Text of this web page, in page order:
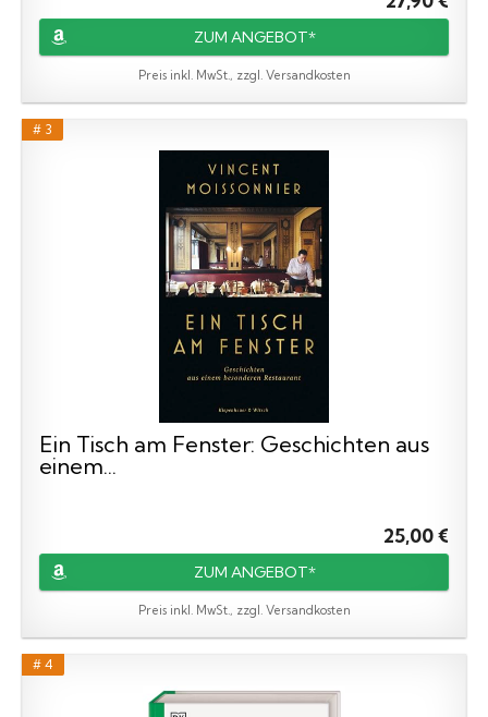
ZUM ANGEBOT*
Preis inkl. MwSt., zzgl. Versandkosten
# 3
Ein Tisch am Fenster: Geschichten aus
einem...
25,00 €
ZUM ANGEBOT*
Preis inkl. MwSt., zzgl. Versandkosten
# 4